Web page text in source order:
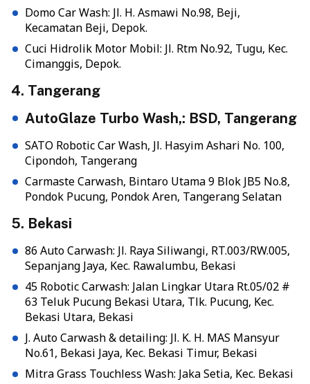
Domo Car Wash: Jl. H. Asmawi No.98, Beji,
Kecamatan Beji, Depok.
Cuci Hidrolik Motor Mobil: Jl. Rtm No.92, Tugu, Kec.
Cimanggis, Depok.
4. Tangerang
AutoGlaze Turbo Wash,: BSD, Tangerang
SATO Robotic Car Wash, Jl. Hasyim Ashari No. 100,
Cipondoh, Tangerang
Carmaste Carwash, Bintaro Utama 9 Blok JB5 No.8,
Pondok Pucung, Pondok Aren, Tangerang Selatan
5. Bekasi
86 Auto Carwash: Jl. Raya Siliwangi, RT.003/RW.005,
Sepanjang Jaya, Kec. Rawalumbu, Bekasi
45 Robotic Carwash: Jalan Lingkar Utara Rt.05/02 #
63 Teluk Pucung Bekasi Utara, Tlk. Pucung, Kec.
Bekasi Utara, Bekasi
J. Auto Carwash & detailing: Jl. K. H. MAS Mansyur
No.61, Bekasi Jaya, Kec. Bekasi Timur, Bekasi
Mitra Grass Touchless Wash: Jaka Setia, Kec. Bekasi